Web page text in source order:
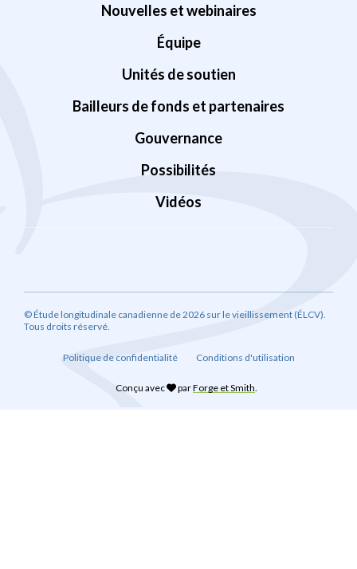
Nouvelles et webinaires
Équipe
Unités de soutien
Bailleurs de fonds et partenaires
Gouvernance
Possibilités
Vidéos
© Étude longitudinale canadienne de 2026 sur le vieillissement (ÉLCV).
Tous droits réservé.
Politique de confidentialité Conditions d'utilisation
Conçu avec parForge et Smith